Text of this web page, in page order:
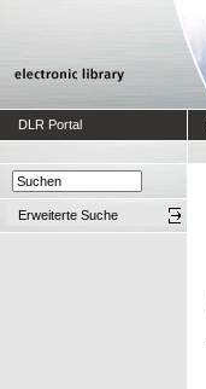
DLR Portal
Erweiterte Suche